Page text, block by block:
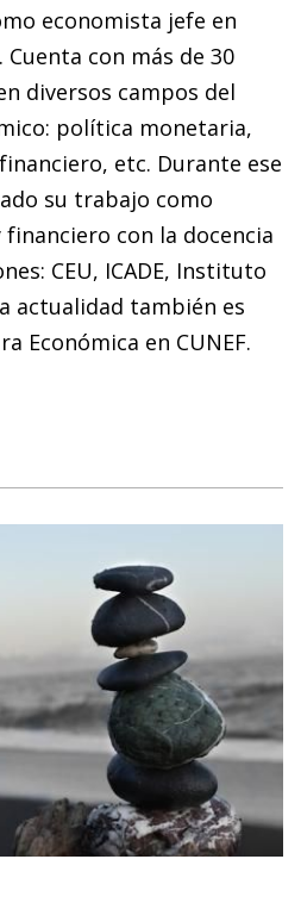
economista jefe en
Cuenta con más de 30
diversos campos del
política monetaria,
etc. Durante ese
su trabajo como
con la docencia
CEU, ICADE, Instituto
actualidad también es
Económica en CUNEF.